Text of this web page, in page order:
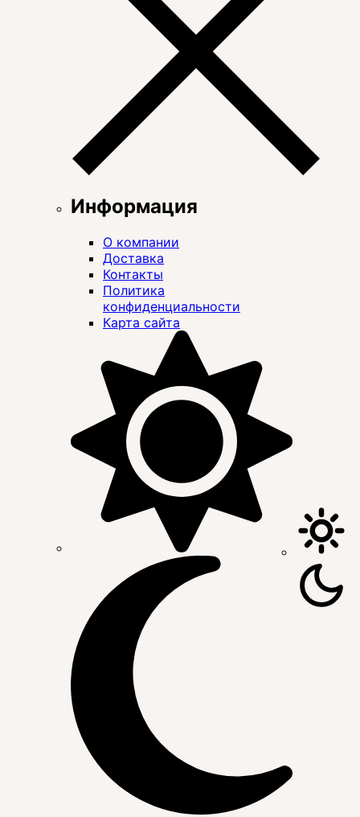
Информация
О компании
Доставка
Контакты
Политика
конфиденциальности
Карта сайта